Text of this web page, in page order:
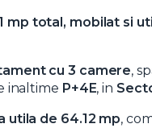
total, mobilat si
cu 3 camere,
inaltime P+4E, in
utila de 64.12 mp,